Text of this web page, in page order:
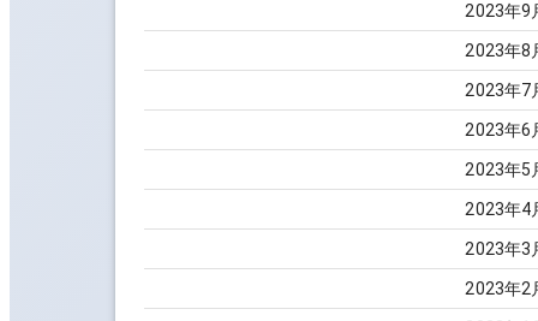
2023年9
2023年8
2023年7
2023年6
2023年5
2023年4
2023年3
2023年2